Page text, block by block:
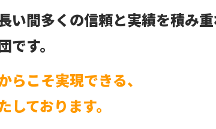
い間多くの信頼と実績を積み
す。
こそ実現できる、
ております。